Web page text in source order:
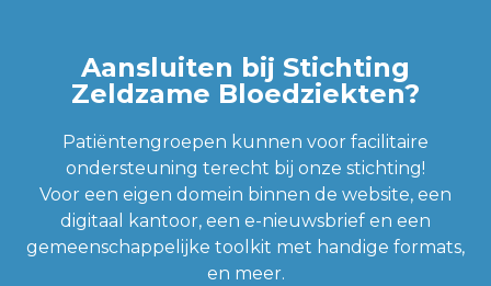
Aansluiten bij Stichting
Zeldzame Bloedziekten?
Patiëntengroepen kunnen voor facilitaire
ondersteuning terecht bij onze stichting!
Voor een eigen domein binnen de website, een
digitaal kantoor, een e-nieuwsbrief en een
gemeenschappelijke toolkit met handige formats,
en meer.